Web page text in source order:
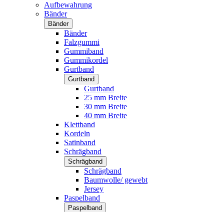
Aufbewahrung
Bänder
Bänder
Bänder
Falzgummi
Gummiband
Gummikordel
Gurtband
Gurtband
Gurtband
25 mm Breite
30 mm Breite
40 mm Breite
Klettband
Kordeln
Satinband
Schrägband
Schrägband
Schrägband
Baumwolle/ gewebt
Jersey
Paspelband
Paspelband